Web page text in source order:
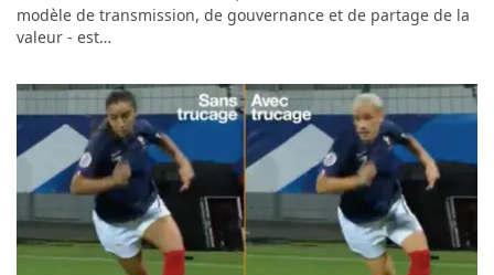
modèle de transmission, de gouvernance et de partage de la
valeur - est…